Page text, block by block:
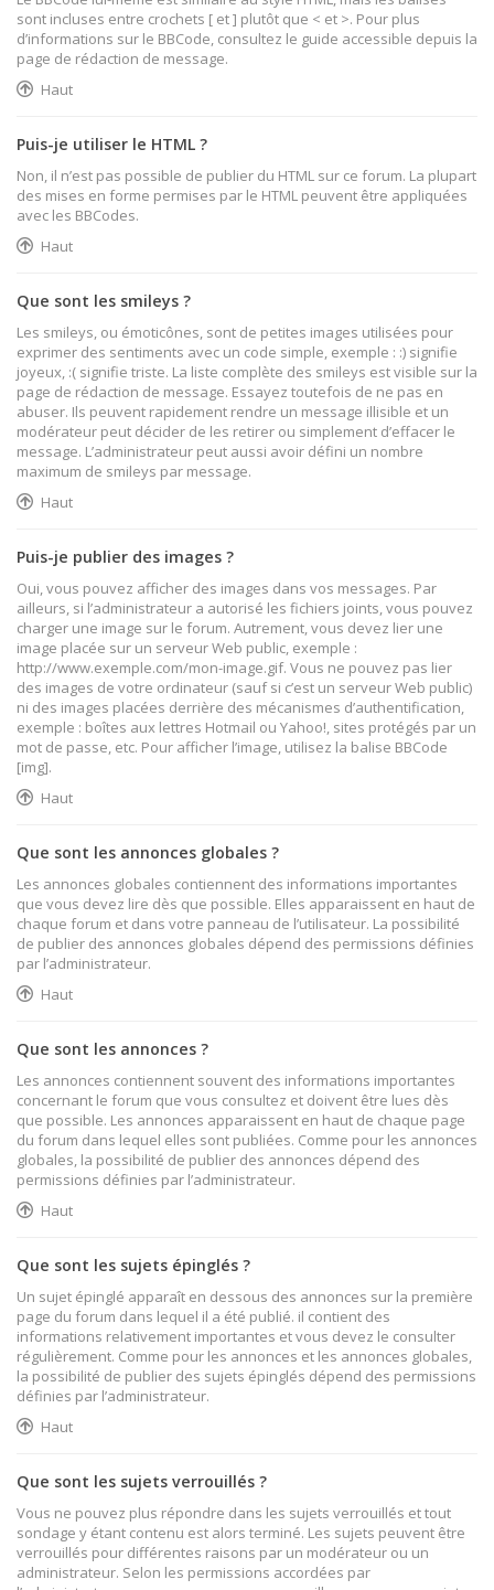
sont incluses entre crochets [ et ] plutôt que < et >. Pour plus
d’informations sur le BBCode, consultez le guide accessible depuis la
page de rédaction de message.
Haut
Puis-je utiliser le HTML ?
Non, il n’est pas possible de publier du HTML sur ce forum. La plupart
des mises en forme permises par le HTML peuvent être appliquées
avec les BBCodes.
Haut
Que sont les smileys ?
Les smileys, ou émoticônes, sont de petites images utilisées pour
exprimer des sentiments avec un code simple, exemple : :) signifie
joyeux, :( signifie triste. La liste complète des smileys est visible sur la
page de rédaction de message. Essayez toutefois de ne pas en
abuser. Ils peuvent rapidement rendre un message illisible et un
modérateur peut décider de les retirer ou simplement d’effacer le
message. L’administrateur peut aussi avoir défini un nombre
maximum de smileys par message.
Haut
Puis-je publier des images ?
Oui, vous pouvez afficher des images dans vos messages. Par
ailleurs, si l’administrateur a autorisé les fichiers joints, vous pouvez
charger une image sur le forum. Autrement, vous devez lier une
image placée sur un serveur Web public, exemple :
http://www.exemple.com/mon-image.gif. Vous ne pouvez pas lier
des images de votre ordinateur (sauf si c’est un serveur Web public)
ni des images placées derrière des mécanismes d’authentification,
exemple : boîtes aux lettres Hotmail ou Yahoo!, sites protégés par un
mot de passe, etc. Pour afficher l’image, utilisez la balise BBCode
[img].
Haut
Que sont les annonces globales ?
Les annonces globales contiennent des informations importantes
que vous devez lire dès que possible. Elles apparaissent en haut de
chaque forum et dans votre panneau de l’utilisateur. La possibilité
de publier des annonces globales dépend des permissions définies
par l’administrateur.
Haut
Que sont les annonces ?
Les annonces contiennent souvent des informations importantes
concernant le forum que vous consultez et doivent être lues dès
que possible. Les annonces apparaissent en haut de chaque page
du forum dans lequel elles sont publiées. Comme pour les annonces
globales, la possibilité de publier des annonces dépend des
permissions définies par l’administrateur.
Haut
Que sont les sujets épinglés ?
Un sujet épinglé apparaît en dessous des annonces sur la première
page du forum dans lequel il a été publié. il contient des
informations relativement importantes et vous devez le consulter
régulièrement. Comme pour les annonces et les annonces globales,
la possibilité de publier des sujets épinglés dépend des permissions
définies par l’administrateur.
Haut
Que sont les sujets verrouillés ?
Vous ne pouvez plus répondre dans les sujets verrouillés et tout
sondage y étant contenu est alors terminé. Les sujets peuvent être
verrouillés pour différentes raisons par un modérateur ou un
administrateur. Selon les permissions accordées par